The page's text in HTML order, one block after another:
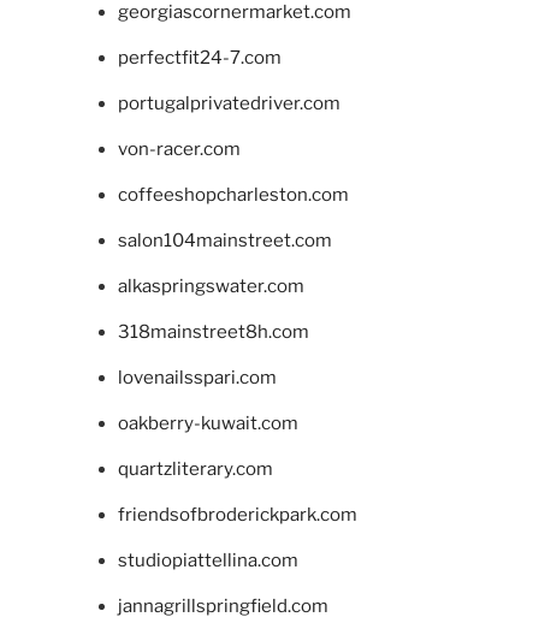
georgiascornermarket.com
perfectfit24-7.com
portugalprivatedriver.com
von-racer.com
coffeeshopcharleston.com
salon104mainstreet.com
alkaspringswater.com
318mainstreet8h.com
lovenailsspari.com
oakberry-kuwait.com
quartzliterary.com
friendsofbroderickpark.com
studiopiattellina.com
jannagrillspringfield.com